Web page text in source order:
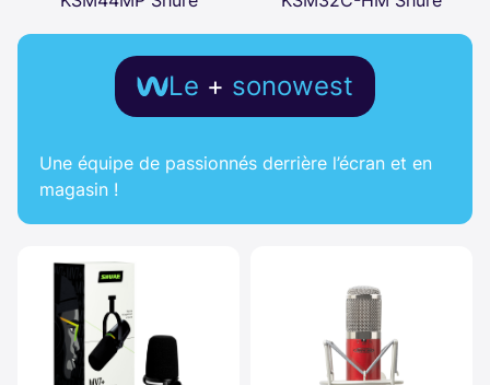
Le + sonowest
Une équipe de passionnés derrière l’écran et en
magasin !